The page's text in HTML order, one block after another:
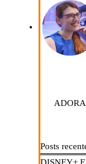
Posts